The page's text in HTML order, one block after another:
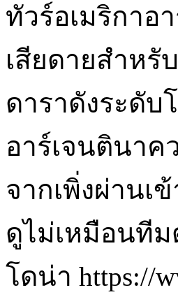
ทัวร์อเมริกา
เสียดายสำหรั
ดาราดังระดับ
อาร์เจนตินา
จากเพิ่งผ่านเ
ดูไม่เหมือนทีม
โดน่า https://